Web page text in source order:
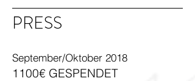
PRESS
September/Oktober 2018
1100€ GESPENDET